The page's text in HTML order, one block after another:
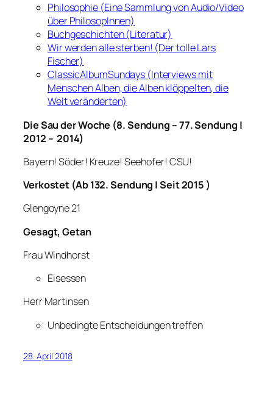
Philosophie (Eine Sammlung von Audio/Video
über PhilosopInnen)
Buchgeschichten (Literatur)
Wir werden alle sterben! (Der tolle Lars
Fischer)
ClassicAlbumSundays (Interviews mit
Menschen Alben, die Alben klöppelten, die
Welt veränderten)
Die Sau der Woche (8. Sendung – 77. Sendung |
2012 – 2014)
Bayern! Söder! Kreuze! Seehofer! CSU!
Verkostet (Ab 132. Sendung | Seit 2015 )
Glengoyne 21
Gesagt, Getan
Frau Windhorst
Eisessen
Herr Martinsen
Unbedingte Entscheidungen treffen
28. April 2018